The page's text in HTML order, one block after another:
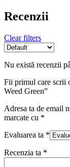
Recenzii
Clear filters
Nu există recenzii
Fii primul care scrii
Weed Green”
Adresa ta de email
marcate cu *
Evaluarea ta *
Recenzia ta *